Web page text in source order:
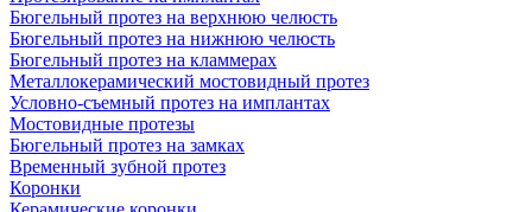
Бюгельный протез на верхнюю челюсть
Бюгельный протез на нижнюю челюсть
Бюгельный протез на кламмерах
Металлокерамический мостовидный протез
Условно-съемный протез на имплантах
Мостовидные протезы
Бюгельный протез на замках
Временный зубной протез
Коронки